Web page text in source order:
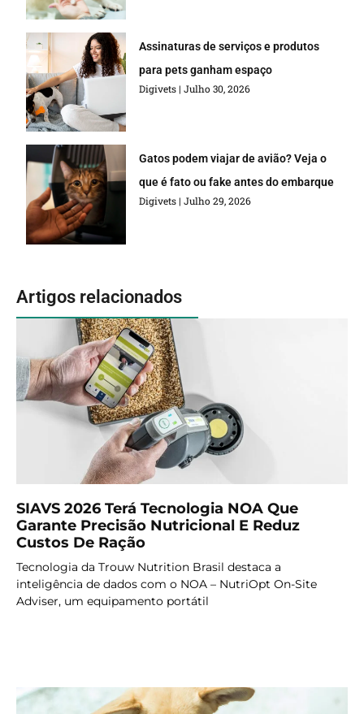
Assinaturas de serviços e produtos
para pets ganham espaço
Digivets Julho 30, 2026
Gatos podem viajar de avião? Veja o
que é fato ou fake antes do embarque
Digivets Julho 29, 2026
Artigos relacionados
SIAVS 2026 Terá Tecnologia NOA Que
Garante Precisão Nutricional E Reduz
Custos De Ração
Tecnologia da Trouw Nutrition Brasil destaca a
inteligência de dados com o NOA – NutriOpt On-Site
Adviser, um equipamento portátil